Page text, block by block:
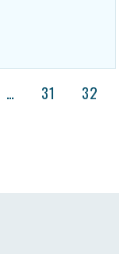
… 31
32